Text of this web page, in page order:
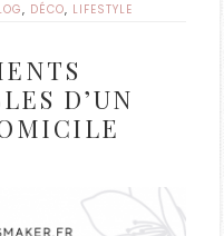
, DÉCO, LIFESTYLE
D’UN